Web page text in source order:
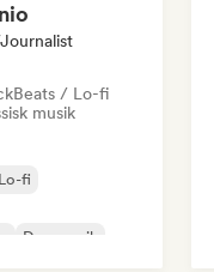
Beats / Lo-fi
musik
fi
Dansmusik